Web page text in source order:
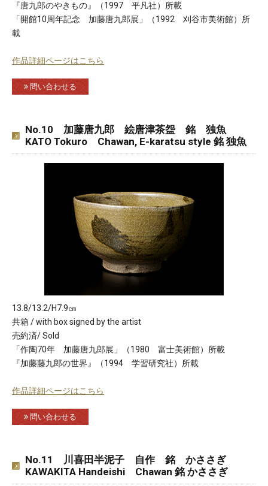
『唐九郎のやきもの』（1997 平凡社）所載
「開館10周年記念 加藤唐九郎展」（1992 刈谷市美術館）所
載
作品詳細ページはこちら
問い合わせる
No.10 加藤唐九郎 絵唐津茶盌 銘 独魚
KATO Tokuro Chawan, E-karatsu style 銘 独魚
13.8/13.2/H7.9㎝
共箱 / with box signed by the artist
売約済/ Sold
「作陶70年 加藤唐九郎展」（1980 富士美術館）所載
『加藤藤九郎の世界』（1994 学習研究社）所載
作品詳細ページはこちら
問い合わせる
No.11 川喜田半泥子 自作 銘 かささぎ
KAWAKITA Handeishi Chawan 銘 かささぎ